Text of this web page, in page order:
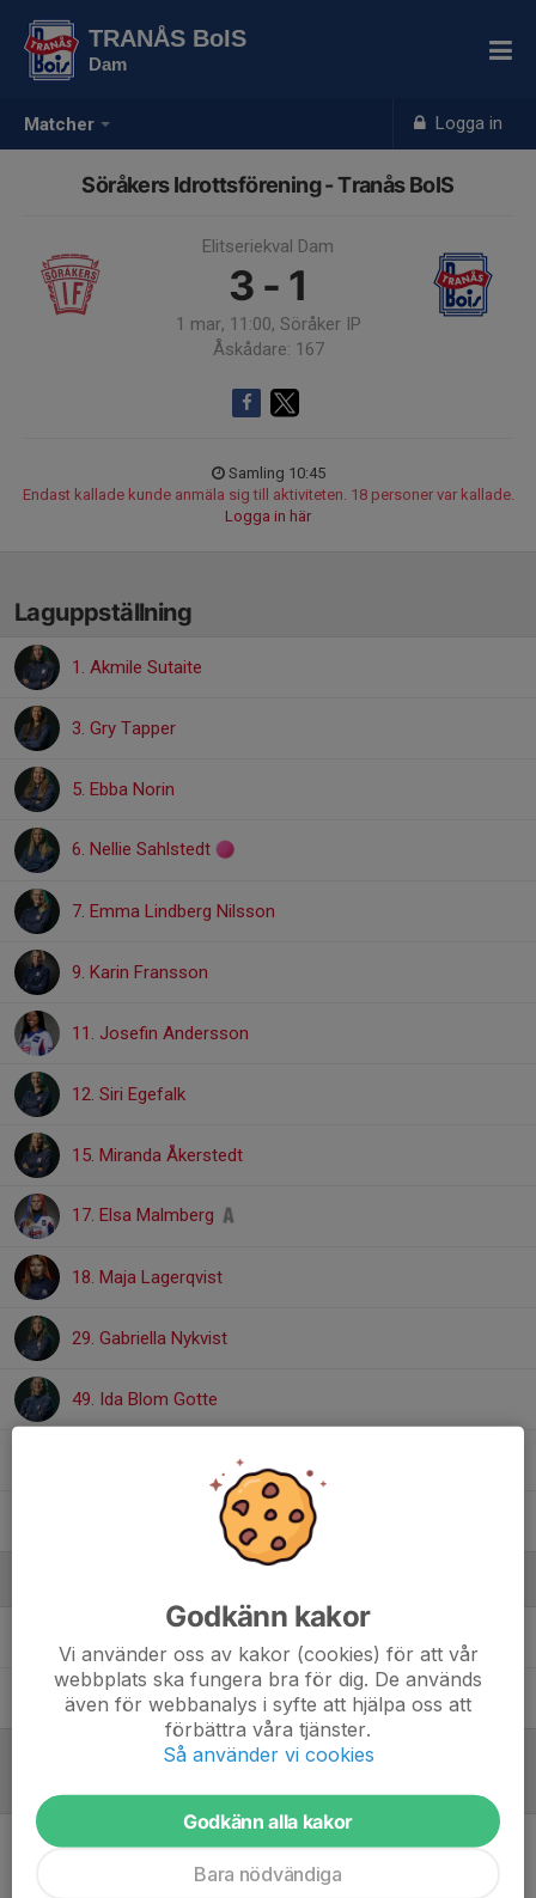
Matcher Logga in
TRANÅS BoIS
Dam
Söråkers Idrottsförening - Tranås BoIS
Elitseriekval Dam
3 - 1
1 mar, 11:00, Söråker IP
Åskådare: 167
Samling 10:45
Endast kallade kunde anmäla sig till aktiviteten. 18 personer var kallade.
Logga in här
Laguppställning
1. Akmile Sutaite
3. Gry Tapper
5. Ebba Norin
6. Nellie Sahlstedt
7. Emma Lindberg Nilsson
9. Karin Fransson
11. Josefin Andersson
12. Siri Egefalk
15. Miranda Åkerstedt
17. Elsa Malmberg
18. Maja Lagerqvist
29. Gabriella Nykvist
49. Ida Blom Gotte
55. Elina Pöyliö-Jacker
Staffan JohanssonTränare
Referat
Förlust mot Söråker
0 kommentarer
Godkänn kakor
Vi använder oss av kakor (cookies) för att vår
webbplats ska fungera bra för dig. De används
även för webbanalys i syfte att hjälpa oss att
förbättra våra tjänster.
Så använder vi cookies
Godkänn alla kakor
Bara nödvändiga